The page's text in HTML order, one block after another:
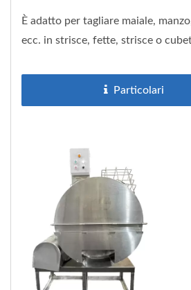
È adatto per tagliare maiale,
ecc. in strisce, fette, strisce o
Particolari